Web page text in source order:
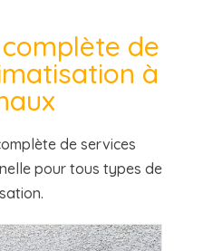
de
à
de services
pour tous types de